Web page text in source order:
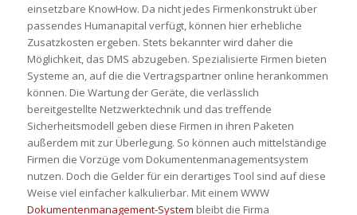
einsetzbare KnowHow. Da nicht jedes Firmenkonstrukt über
passendes Humanapital verfügt, können hier erhebliche
Zusatzkosten ergeben. Stets bekannter wird daher die
Möglichkeit, das DMS abzugeben. Spezialisierte Firmen bieten
Systeme an, auf die die Vertragspartner online herankommen
können. Die Wartung der Geräte, die verlässlich
bereitgestellte Netzwerktechnik und das treffende
Sicherheitsmodell geben diese Firmen in ihren Paketen
außerdem mit zur Überlegung. So können auch mittelständige
Firmen die Vorzüge vom Dokumentenmanagementsystem
nutzen. Doch die Gelder für ein derartiges Tool sind auf diese
Weise viel einfacher kalkulierbar. Mit einem WWW
Dokumentenmanagement-System bleibt die Firma